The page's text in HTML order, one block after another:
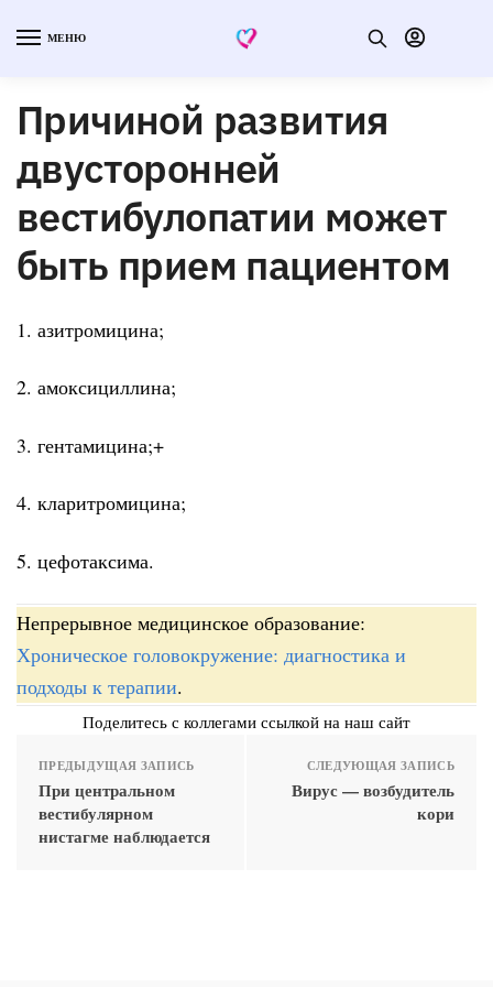
МЕНЮ
Причиной развития
двусторонней
вестибулопатии может
быть прием пациентом
1. азитромицина;
2. амоксициллина;
3. гентамицина;+
4. кларитромицина;
5. цефотаксима.
Непрерывное медицинское образование:
Хроническое головокружение: диагностика и
подходы к терапии.
Поделитесь с коллегами ссылкой на наш сайт
ПРЕДЫДУЩАЯ ЗАПИСЬ
При центральном
вестибулярном
нистагме наблюдается
СЛЕДУЮЩАЯ ЗАПИСЬ
Вирус — возбудитель
кори